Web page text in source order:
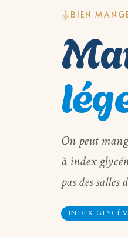
BIEN
On peut
à index
pas des
INDEX